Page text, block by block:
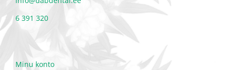
6 391 320
Minu konto